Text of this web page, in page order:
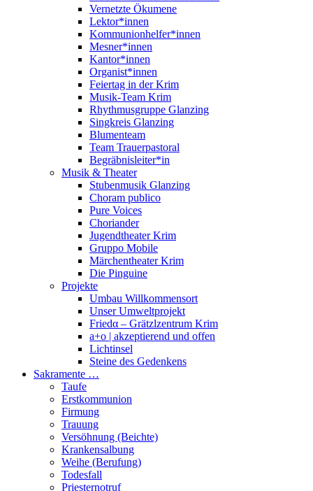
Vernetzte Ökumene
Lektor*innen
Kommunionhelfer*innen
Mesner*innen
Kantor*innen
Organist*innen
Feiertag in der Krim
Musik-Team Krim
Rhythmusgruppe Glanzing
Singkreis Glanzing
Blumenteam
Team Trauerpastoral
Begräbnisleiter*in
Musik & Theater
Stubenmusik Glanzing
Choram publico
Pure Voices
Choriander
Jugendtheater Krim
Gruppo Mobile
Märchentheater Krim
Die Pinguine
Projekte
Umbau Willkommensort
Unser Umweltprojekt
Friedα – Grätzlzentrum Krim
a+o | akzeptierend und offen
Lichtinsel
Steine des Gedenkens
Sakramente …
Taufe
Erstkommunion
Firmung
Trauung
Versöhnung (Beichte)
Krankensalbung
Weihe (Berufung)
Todesfall
Priesternotruf